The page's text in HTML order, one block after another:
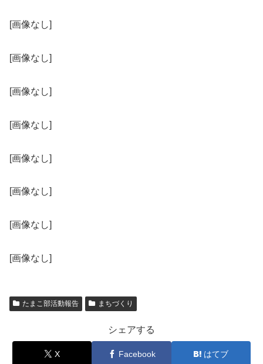
[画像なし]
[画像なし]
[画像なし]
[画像なし]
[画像なし]
[画像なし]
[画像なし]
[画像なし]
たまこ部活動報告 まちづくり
シェアする
X Facebook はてブ